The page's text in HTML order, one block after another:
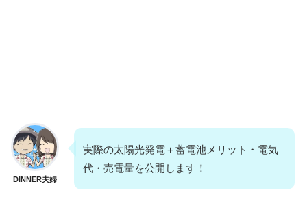
DINNER夫婦
実際の太陽光発電＋蓄電池メリット・電気
代・売電量を公開します！